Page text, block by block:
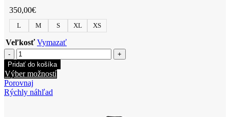
350,00€
L M S XL XS
Veľkosť Vymazať
množstvo
T-
Shirt
In
Jersey
Fabric-
Pridať do košíka
Výber možnostíTento
Porovnaj
Rýchly náhľad